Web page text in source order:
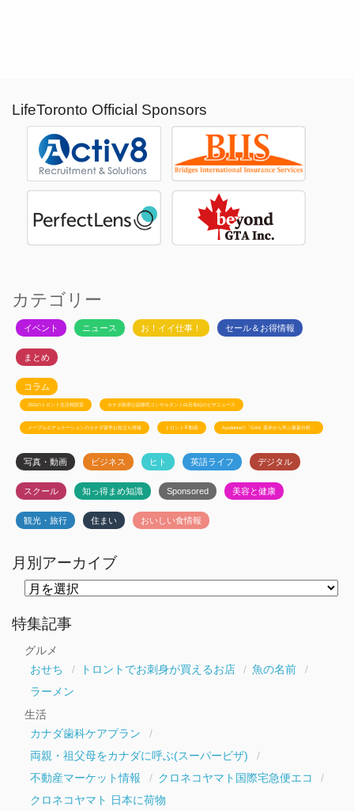
LifeToronto Official Sponsors
カテゴリー
イベント ニュース お！イイ仕事！ セール＆お得情報
まとめ
コラム
JSSのトロント生活相談室 カナダ政府公認移民コンサルタント白石有紀のビザニュース
メープルエデュケーションのカナダ留学お役立ち情報 トロント不動産 Ayudanteの「GA4: 基本から学ぶ最新分析」
写真・動画 ビジネス ヒト 英語ライフ デジタル
スクール 知っ得まめ知識 Sponsored 美容と健康
観光・旅行 住まい おいしい食情報
月別アーカイブ
ー
カ
特集記事
グルメ
おせち
トロントでお刺身が買えるお店
魚の名前
ラーメン
生活
カナダ歯科ケアプラン
両親・祖父母をカナダに呼ぶ(スーパービザ)
不動産マーケット情報
クロネコヤマト国際宅急便エコ
クロネコヤマト 日本に荷物